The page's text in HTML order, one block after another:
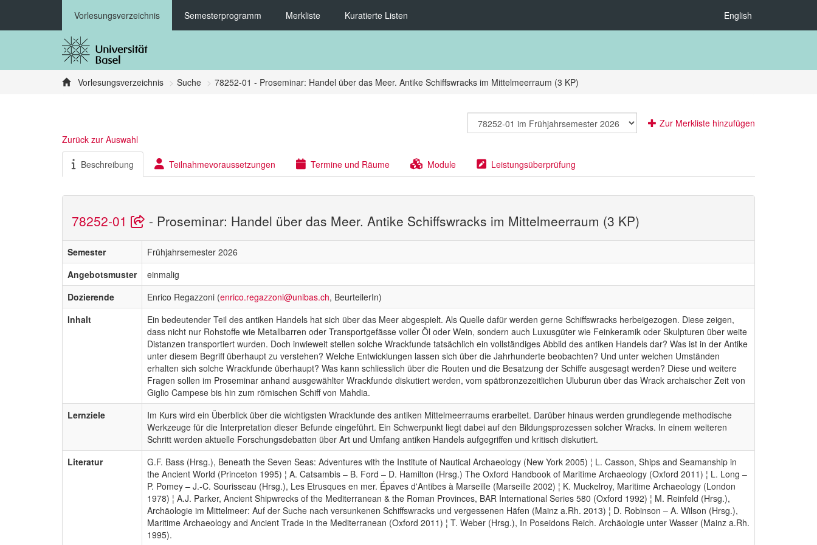
Vorlesungsverzeichnis Semesterprogramm Merkliste Kuratierte Listen English
Vorlesungsverzeichnis Suche 78252-01 - Proseminar: Handel über das Meer. Antike Schiffswracks im Mittelmeerraum (3 KP)
Zur Merkliste hinzufügen
Zurück zur Auswahl
Beschreibung Teilnahmevoraussetzungen Termine und Räume Module Leistungsüberprüfung
78252-01 - Proseminar: Handel über das Meer. Antike Schiffswracks im Mittelmeerraum (3 KP)
Semester
Frühjahrsemester 2026
Angebotsmuster
einmalig
Dozierende
Enrico Regazzoni (enrico.regazzoni@unibas.ch, BeurteilerIn)
Inhalt
Ein bedeutender Teil des antiken Handels hat sich über das Meer abgespielt. Als Quelle dafür werden gerne Schiffswracks herbeigezogen. Diese zeigen,
dass nicht nur Rohstoffe wie Metallbarren oder Transportgefässe voller Öl oder Wein, sondern auch Luxusgüter wie Feinkeramik oder Skulpturen über weite
Distanzen transportiert wurden. Doch inwieweit stellen solche Wrackfunde tatsächlich ein vollständiges Abbild des antiken Handels dar? Was ist in der Antike
unter diesem Begriff überhaupt zu verstehen? Welche Entwicklungen lassen sich über die Jahrhunderte beobachten? Und unter welchen Umständen
erhalten sich solche Wrackfunde überhaupt? Was kann schliesslich über die Routen und die Besatzung der Schiffe ausgesagt werden? Diese und weitere
Fragen sollen im Proseminar anhand ausgewählter Wrackfunde diskutiert werden, vom spätbronzezeitlichen Uluburun über das Wrack archaischer Zeit von
Giglio Campese bis hin zum römischen Schiff von Mahdia.
Lernziele
Im Kurs wird ein Überblick über die wichtigsten Wrackfunde des antiken Mittelmeerraums erarbeitet. Darüber hinaus werden grundlegende methodische
Werkzeuge für die Interpretation dieser Befunde eingeführt. Ein Schwerpunkt liegt dabei auf den Bildungsprozessen solcher Wracks. In einem weiteren
Schritt werden aktuelle Forschungsdebatten über Art und Umfang antiken Handels aufgegriffen und kritisch diskutiert.
Literatur
G.F. Bass (Hrsg.), Beneath the Seven Seas: Adventures with the Institute of Nautical Archaeology (New York 2005) ¦ L. Casson, Ships and Seamanship in
the Ancient World (Princeton 1995) ¦ A. Catsambis – B. Ford – D. Hamilton (Hrsg.) The Oxford Handbook of Maritime Archaeology (Oxford 2011) ¦ L. Long –
P. Pomey – J.-C. Sourisseau (Hrsg.), Les Etrusques en mer. Épaves d'Antibes à Marseille (Marseille 2002) ¦ K. Muckelroy, Maritime Archaeology (London
1978) ¦ A.J. Parker, Ancient Shipwrecks of the Mediterranean & the Roman Provinces, BAR International Series 580 (Oxford 1992) ¦ M. Reinfeld (Hrsg.),
Archäologie im Mittelmeer: Auf der Suche nach versunkenen Schiffswracks und vergessenen Häfen (Mainz a.Rh. 2013) ¦ D. Robinson – A. Wilson (Hrsg.),
Maritime Archaeology and Ancient Trade in the Mediterranean (Oxford 2011) ¦ T. Weber (Hrsg.), In Poseidons Reich. Archäologie unter Wasser (Mainz a.Rh.
1995).